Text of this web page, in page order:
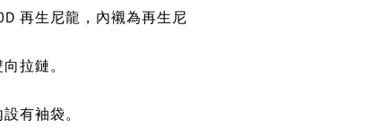
再生尼龍，內襯為再生尼
拉鏈。
有袖袋。